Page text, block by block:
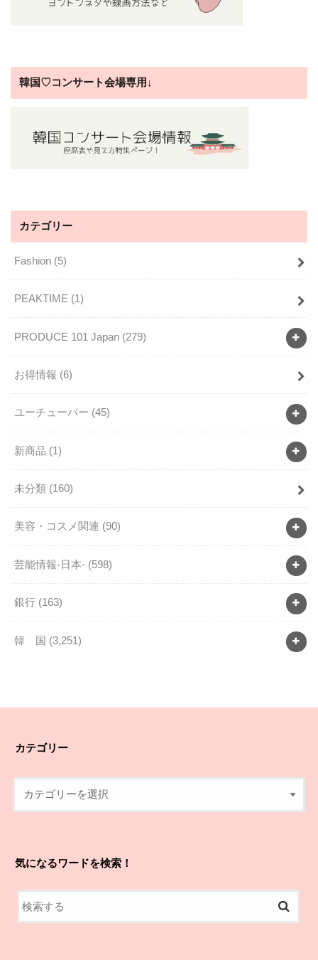
韓国♡コンサート会場専用↓
カテゴリー
Fashion (5)
PEAKTIME (1)
PRODUCE 101 Japan (279)
お得情報 (6)
ユーチューバー (45)
新商品 (1)
未分類 (160)
美容・コスメ関連 (90)
芸能情報-日本- (598)
銀行 (163)
韓 国 (3,251)
カテゴリー
気になるワードを検索！